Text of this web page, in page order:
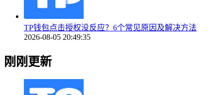
TP钱包点击授权没反应？6个常见原因及解决方法
2026-08-05 20:49:35
刚刚更新